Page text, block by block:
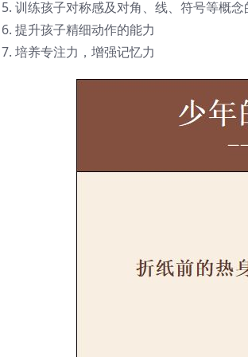
5. 训练孩子对称感及对角、线、符号等概念
6. 提升孩子精细动作的能力
7. 培养专注力，增强记忆力